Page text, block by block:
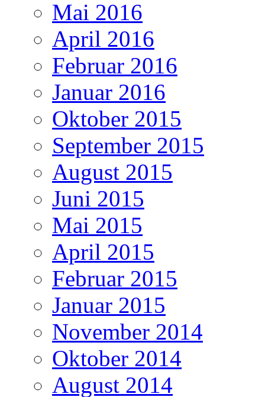
Mai 2016
April 2016
Februar 2016
Januar 2016
Oktober 2015
September 2015
August 2015
Juni 2015
Mai 2015
April 2015
Februar 2015
Januar 2015
November 2014
Oktober 2014
August 2014